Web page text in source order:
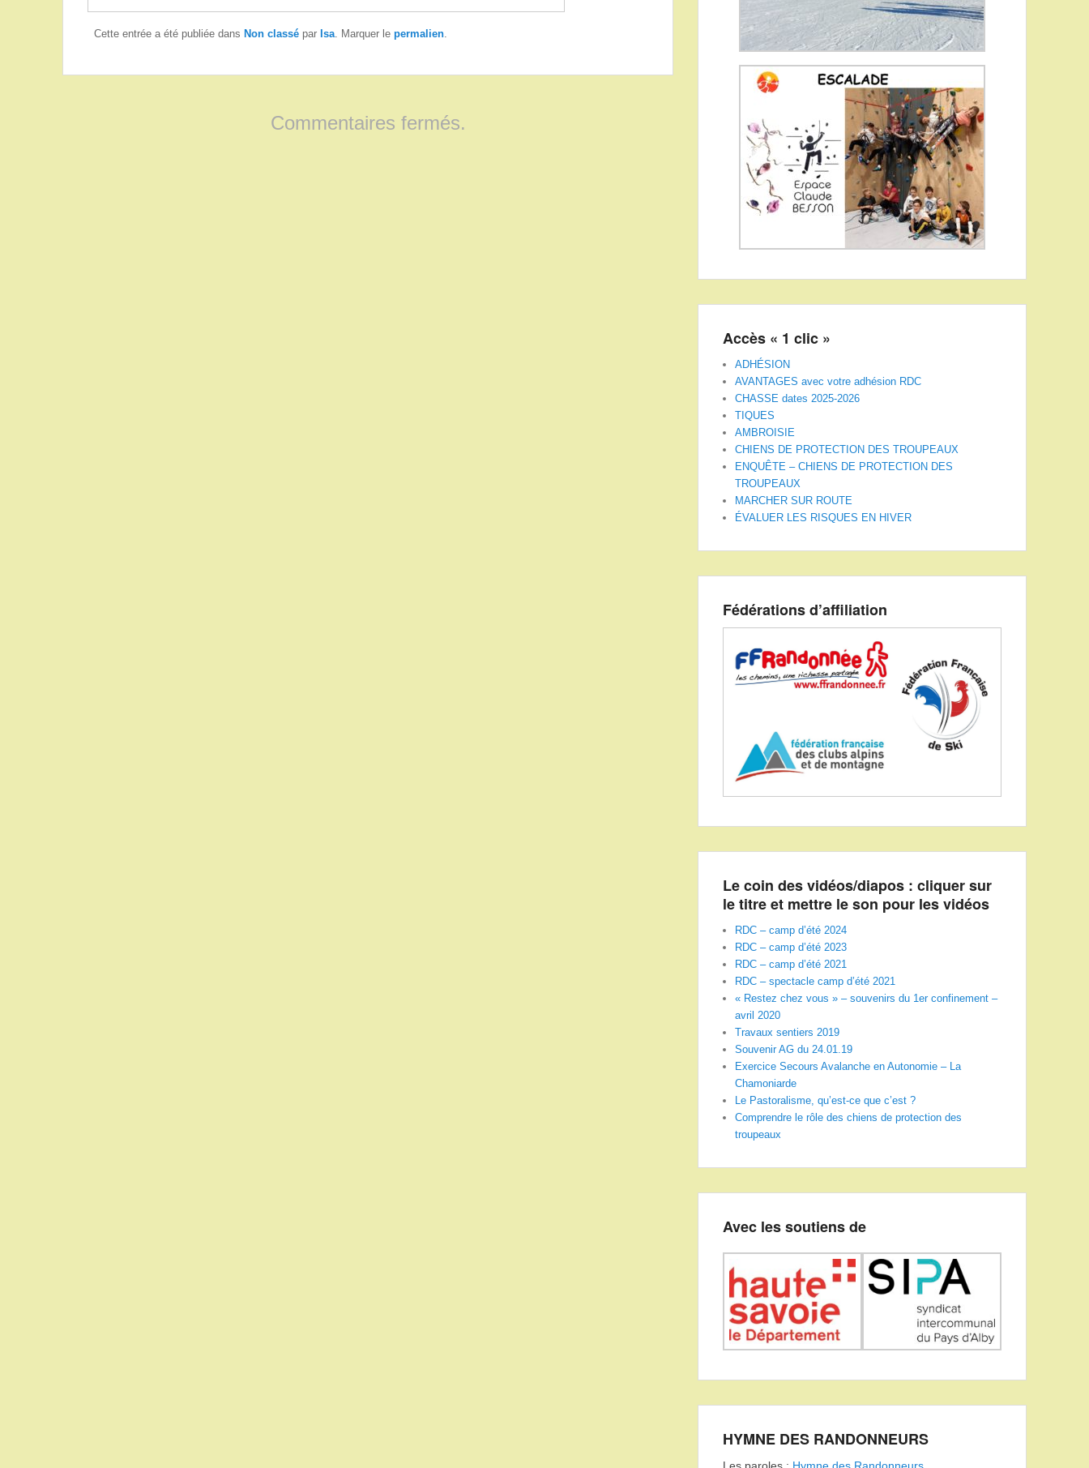
Cette entrée a été publiée dans Non classé par Isa . Marquer le permalien
Commentaires fermés.
Accès « 1 clic »
ADHÉSION
AVANTAGES avec votre adhésion RDC
CHASSE dates 2025-2026
TIQUES
AMBROISIE
CHIENS DE PROTECTION DES TROUPEAUX
ENQUÊTE – CHIENS DE PROTECTION DES
TROUPEAUX
MARCHER SUR ROUTE
ÉVALUER LES RISQUES EN HIVER
Fédérations d’affiliation
Le coin des vidéos/diapos : cliquer sur
le titre et mettre le son pour les vidéos
RDC – camp d’été 2024
RDC – camp d’été 2023
RDC – camp d’été 2021
RDC – spectacle camp d’été 2021
« Restez chez vous » – souvenirs du 1er confinement –
avril 2020
Travaux sentiers 2019
Souvenir AG du 24.01.19
Exercice Secours Avalanche en Autonomie – La
Chamoniarde
Le Pastoralisme, qu’est-ce que c’est ?
Comprendre le rôle des chiens de protection des
troupeaux
Avec les soutiens de
HYMNE DES RANDONNEURS